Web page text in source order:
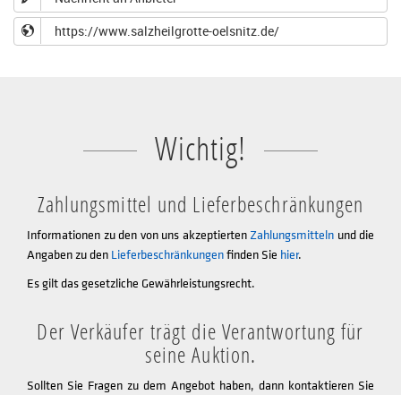
https://www.salzheilgrotte-oelsnitz.de/
Wichtig!
Zahlungsmittel und Lieferbeschränkungen
Informationen zu den von uns akzeptierten Zahlungsmitteln und die
Angaben zu den Lieferbeschränkungenfinden Sie hier.
Es gilt das gesetzliche Gewährleistungsrecht.
Der Verkäufer trägt die Verantwortung für
seine Auktion.
Sollten Sie Fragen zu dem Angebot haben, dann kontaktieren Sie